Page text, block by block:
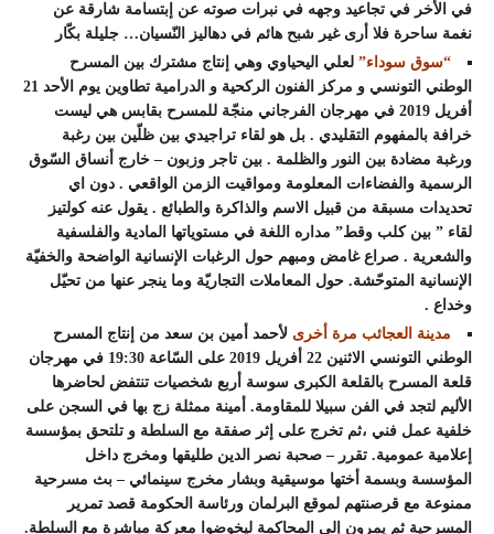
في الأخر في تجاعيد وجهه في نبرات صوته عن إبتسامة شارقة عن
نغمة ساحرة فلا أرى غير شبح هائم في دهاليز النّسيان… جليلة بكّار
“سوق سوداء” لعلي اليحياوي وهي إنتاج مشترك بين المسرح
الوطني التونسي و مركز الفنون الركحية و الدرامية تطاوين يوم الأحد 21
أفريل 2019 في مهرجان الفرجاني منجّة للمسرح بقابس هي ليست
خرافة بالمفهوم التقليدي . بل هو لقاء تراجيدي بين ظلّين بين رغبة
ورغبة مضادة بين النور والظلمة . بين تاجر وزبون – خارج أنساق السّوق
الرسمية والفضاءات المعلومة ومواقيت الزمن الواقعي . دون اي
تحديدات مسبقة من قبيل الاسم والذاكرة والطبائع . يقول عنه كولتيز
لقاء ” بين كلب وقط” مداره اللغة في مستوياتها المادية والفلسفية
والشعرية . صراع غامض ومبهم حول الرغبات الإنسانية الواضحة والخفيّة
الإنسانية المتوحّشة. حول المعاملات التجاريّة وما ينجر عنها من تحيّل
وخداع .
مدينة العجائب مرة أخرى لأحمد أمين بن سعد من إنتاج المسرح
الوطني التونسي الاثنين 22 أفريل 2019 على السّاعة 19:30 في مهرجان
قلعة المسرح بالقلعة الكبرى سوسة أربع شخصيات تنتفض لحاضرها
الأليم لتجد في الفن سبيلا للمقاومة. أمينة ممثلة زج بها في السجن على
خلفية عمل فني ،ثم تخرج على إثر صفقة مع السلطة و تلتحق بمؤسسة
إعلامية عمومية. تقرر – صحبة نصر الدين طليقها ومخرج داخل
المؤسسة وبسمة أختها موسيقية وبشار مخرج سينمائي – بث مسرحية
ممنوعة مع قرصنتهم لموقع البرلمان ورئاسة الحكومة قصد تمرير
المسرحية ثم يمرون إلى المحاكمة ليخوضوا معركة مباشرة مع السلطة.